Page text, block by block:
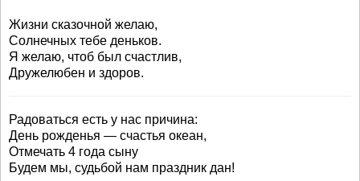
Жизни сказочной желаю,
Солнечных тебе деньков.
Я желаю, чтоб был счастлив,
Дружелюбен и здоров.
Радоваться есть у нас причина:
День рожденья — счастья океан,
Отмечать 4 года сыну
Будем мы, судьбой нам праздник дан!